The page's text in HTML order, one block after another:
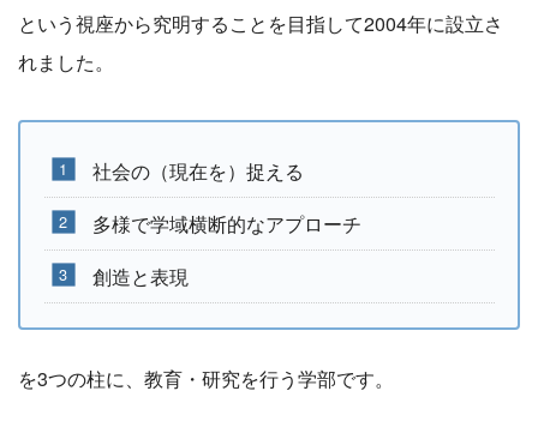
という視座から究明することを目指して2004年に設立さ
れました。
社会の（現在を）捉える
多様で学域横断的なアプローチ
創造と表現
を3つの柱に、教育・研究を行う学部です。